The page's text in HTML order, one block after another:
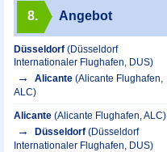
8. Angebot
Düsseldorf (Düsseldorf
Internationaler Flughafen, DUS)
Alicante (Alicante Flughafen,
ALC)
Alicante (Alicante Flughafen, ALC)
Düsseldorf (Düsseldorf
Internationaler Flughafen, DUS)